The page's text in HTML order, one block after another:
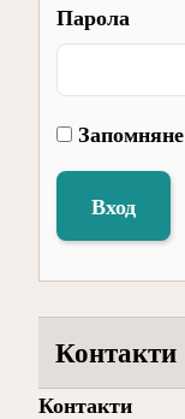
Парола
Запомняне
Вход
Контакти
Контакти